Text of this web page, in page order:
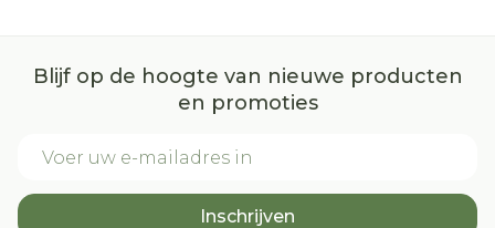
Blijf op de hoogte van nieuwe producten
en promoties
Inschrijven